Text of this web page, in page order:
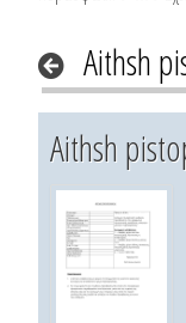
Aithsh
Aithsh